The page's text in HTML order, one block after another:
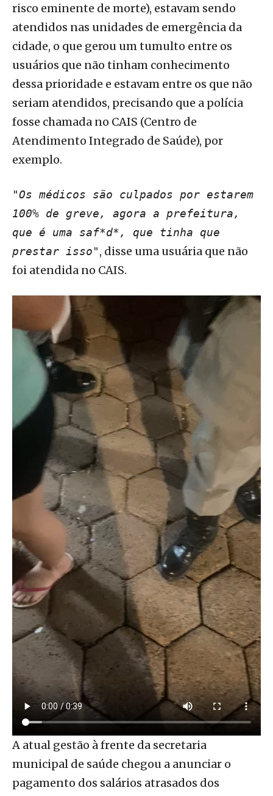
risco eminente de morte), estavam sendo
atendidos nas unidades de emergência da
cidade, o que gerou um tumulto entre os
usuários que não tinham conhecimento
dessa prioridade e estavam entre os que não
seriam atendidos, precisando que a polícia
fosse chamada no CAIS (Centro de
Atendimento Integrado de Saúde), por
exemplo.
"Os médicos são culpados por estarem
100% de greve, agora a prefeitura,
que é uma saf*d*, que tinha que
prestar isso", disse uma usuária que não
foi atendida no CAIS.
A atual gestão à frente da secretaria
municipal de saúde chegou a anunciar o
pagamento dos salários atrasados dos